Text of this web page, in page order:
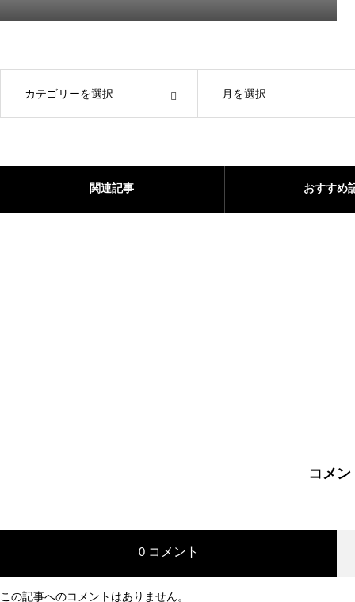
関連記事 おすすめ
コメン
0 コメント
この記事へのコメントはありません。